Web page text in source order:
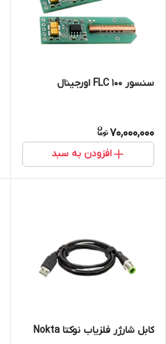
سنسور FLC 100 اورجینال
70,000,000
افزودن به سبد
کابل شارژر فلزیاب نوکتا Nokta